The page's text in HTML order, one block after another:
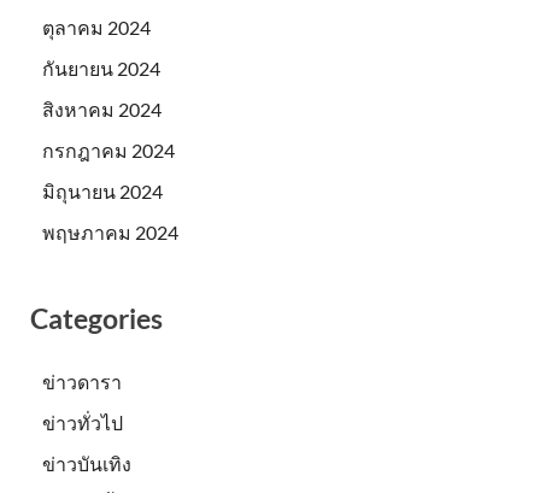
ตุลาคม 2024
กันยายน 2024
สิงหาคม 2024
กรกฎาคม 2024
มิถุนายน 2024
พฤษภาคม 2024
Categories
ข่าวดารา
ข่าวทั่วไป
ข่าวบันเทิง